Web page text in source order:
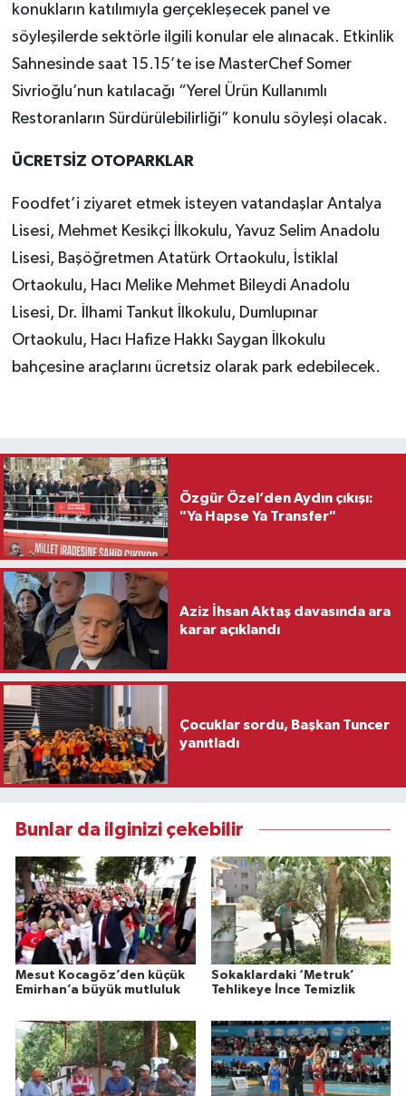
konukların katılımıyla gerçekleşecek panel ve
söyleşilerde sektörle ilgili konular ele alınacak. Etkinlik
Sahnesinde saat 15.15’te ise MasterChef Somer
Sivrioğlu’nun katılacağı “Yerel Ürün Kullanımlı
Restoranların Sürdürülebilirliği” konulu söyleşi olacak.
ÜCRETSİZ OTOPARKLAR
Foodfet’i ziyaret etmek isteyen vatandaşlar Antalya
Lisesi, Mehmet Kesikçi İlkokulu, Yavuz Selim Anadolu
Lisesi, Başöğretmen Atatürk Ortaokulu, İstiklal
Ortaokulu, Hacı Melike Mehmet Bileydi Anadolu
Lisesi, Dr. İlhami Tankut İlkokulu, Dumlupınar
Ortaokulu, Hacı Hafize Hakkı Saygan İlkokulu
bahçesine araçlarını ücretsiz olarak park edebilecek.
Özgür Özel’den Aydın çıkışı:
"Ya Hapse Ya Transfer"
Aziz İhsan Aktaş davasında ara
karar açıklandı
Çocuklar sordu, Başkan Tuncer
yanıtladı
Bunlar da ilginizi çekebilir
Mesut Kocagöz’den küçük
Emirhan’a büyük mutluluk
Sokaklardaki ‘Metruk’
Tehlikeye İnce Temizlik